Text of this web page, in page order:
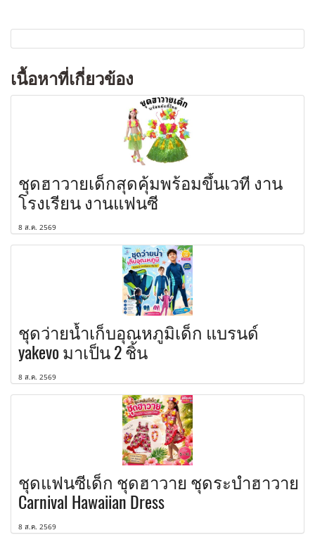
เนื้อหาที่เกี่ยวข้อง
ชุดฮาวายเด็กสุดคุ้มพร้อมขึ้นเวที งาน
โรงเรียน งานแฟนซี
8 ส.ค. 2569
ชุดว่ายน้ำเก็บอุณหภูมิเด็ก แบรนด์
yakevo มาเป็น 2 ชิ้น
8 ส.ค. 2569
ชุดแฟนซีเด็ก ชุดฮาวาย ชุดระบำฮาวาย
Carnival Hawaiian Dress
8 ส.ค. 2569